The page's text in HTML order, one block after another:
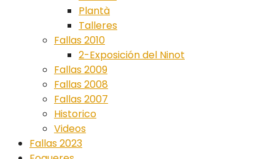
Plantà
Talleres
Fallas 2010
2-Exposición del Ninot
Fallas 2009
Fallas 2008
Fallas 2007
Historico
Videos
Fallas 2023